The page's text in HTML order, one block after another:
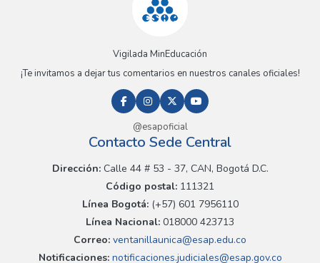
Vigilada MinEducación
¡Te invitamos a dejar tus comentarios en nuestros canales oficiales!
@esapoficial
Contacto Sede Central
Dirección:Calle 44 # 53 - 37, CAN, Bogotá D.C.
Código postal: 111321
Línea Bogotá:(+57) 601 7956110
Línea Nacional: 018000 423713
Correo: ventanillaunica@esap.edu.co
Notificaciones:notificaciones.judiciales@esap.gov.co